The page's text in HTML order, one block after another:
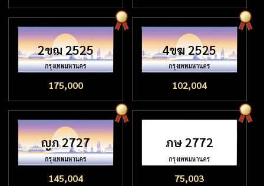
2ขฌ 2525
175,000
4ขฆ 2525
102,004
ญภ 2727
145,004
ภษ 2772
75,003